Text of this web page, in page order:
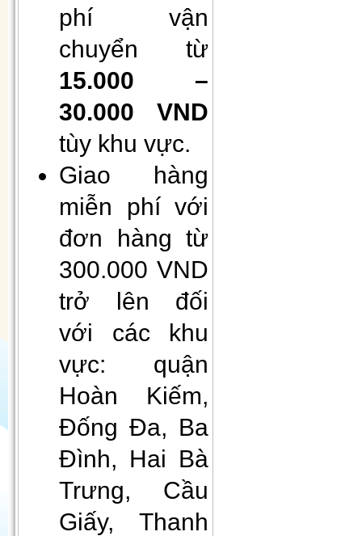
Hộp 50 khẩu trang giấy 4 lớp
kháng khuẩn
(30cmx40cm)
Gối Vietnam Airlines màu xanh
(30cmx35cm)
phí vận
chuyển từ
15.000 –
30.000 VND
tùy khu vực.
Giao hàng
miễn phí với
đơn hàng từ
300.000 VND
trở lên đối
với các khu
vực: quận
Hoàn Kiếm,
Đống Đa, Ba
Đình, Hai Bà
Trưng, Cầu
Giấy, Thanh